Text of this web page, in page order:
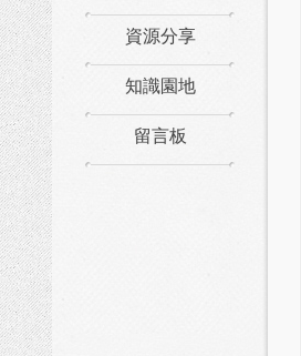
資源分享
知識園地
留言板